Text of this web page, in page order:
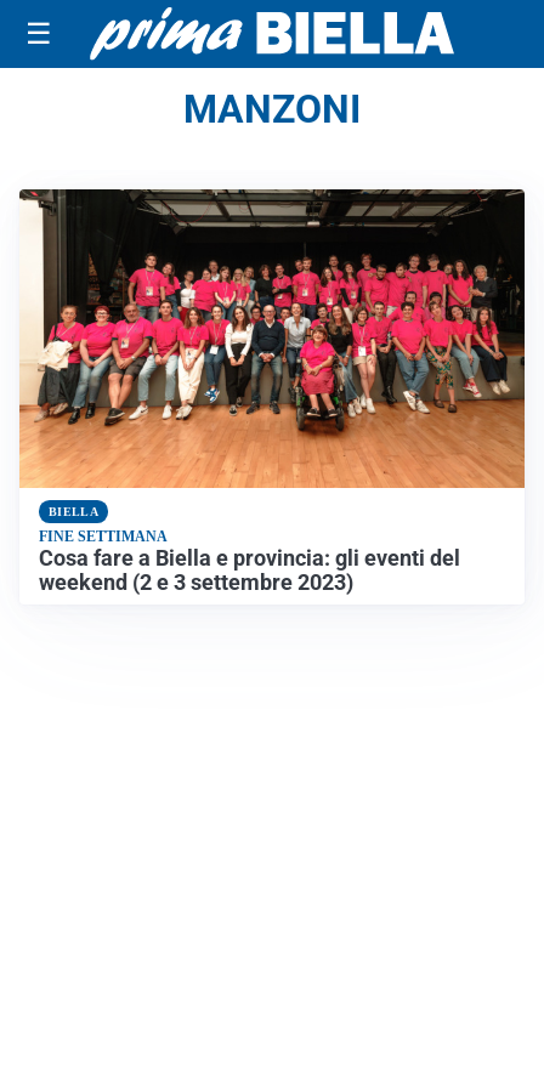
☰
MANZONI
BIELLA
FINE SETTIMANA
Cosa fare a Biella e provincia: gli eventi del
weekend (2 e 3 settembre 2023)